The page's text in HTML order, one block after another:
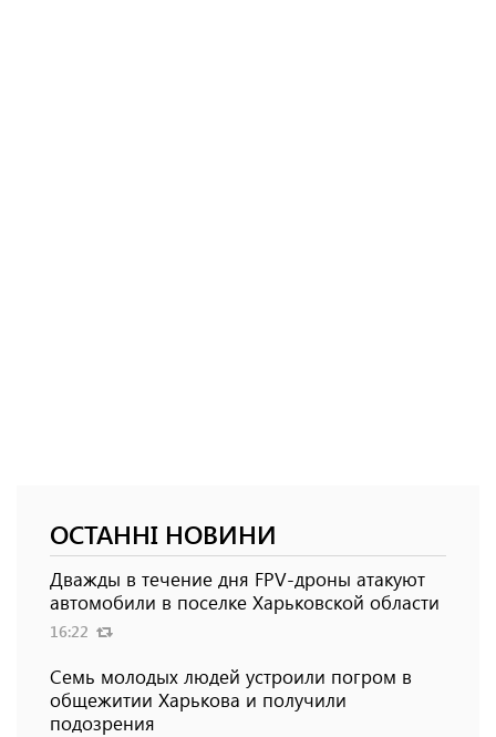
ОСТАННІ НОВИНИ
Дважды в течение дня FPV-дроны атакуют
автомобили в поселке Харьковской области
16:22
Семь молодых людей устроили погром в
общежитии Харькова и получили
подозрения